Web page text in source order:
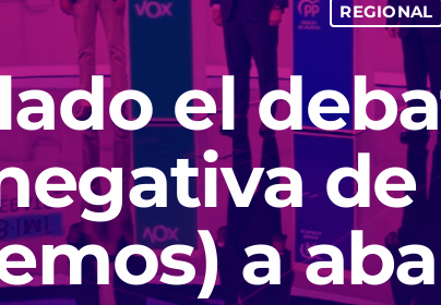
REGIONAL
el
a